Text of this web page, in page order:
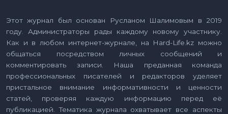
Этот журнал был основан Русланом Шалимовым в 2019
году. Администраторы рады каждому новому участнику.
Как и в любом интернет-журнале, на Hard-Life.kz можно
общаться посредством личных сообщений и
комментировать записи. Наша преданная команда
профессиональных писателей и редакторов уделяет
пристальное внимание информативности и ценности
статей, проверяя каждую информацию перед её
публикацией. Тематика журнала охватывает все аспекты